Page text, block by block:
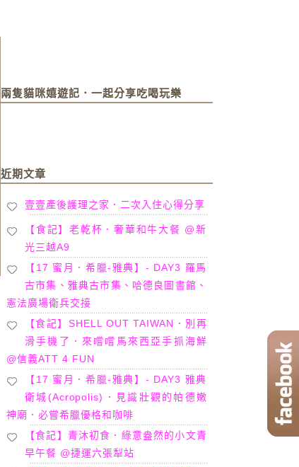
兩隻貓咪嬉遊記．一起分享吃喝玩樂
近期文章
壹壹產後護理之家．二次入住心得分享
【食記】老乾杯．奢華和牛大餐 @新
光三越A9
【17 蜜月．希臘-雅典】- DAY3 羅馬
古市集、雅典古市集、哈德良圖書館、
憲法廣場衛兵交接
【食記】SHELL OUT TAIWAN．別再
滑手機了．來嚐嚐馬來西亞手抓海鮮
@信義ATT 4 FUN
【17 蜜月．希臘-雅典】- DAY3 雅典
衛城(Acropolis)．見識壯觀的帕德嫩
神廟．必嘗希臘優格和咖啡
【食記】青沐初食．綠意盎然的小文青
早午餐 @捷運六張犁站